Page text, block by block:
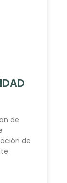
de
de